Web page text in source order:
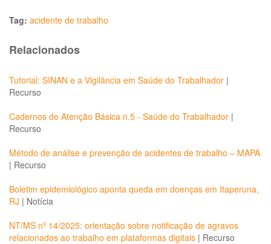
Tag: acidente de trabalho
Relacionados
Tutorial: SINAN e a Vigilância em Saúde do Trabalhador |
Recurso
Cadernos de Atenção Básica n.5 - Saúde do Trabalhador |
Recurso
Método de análise e prevenção de acidentes de trabalho – MAPA
| Recurso
Boletim epidemiológico aponta queda em doenças em Itaperuna,
RJ | Notícia
NT/MS nº 14/2025: orientação sobre notificação de agravos
relacionados ao trabalho em plataformas digitais | Recurso